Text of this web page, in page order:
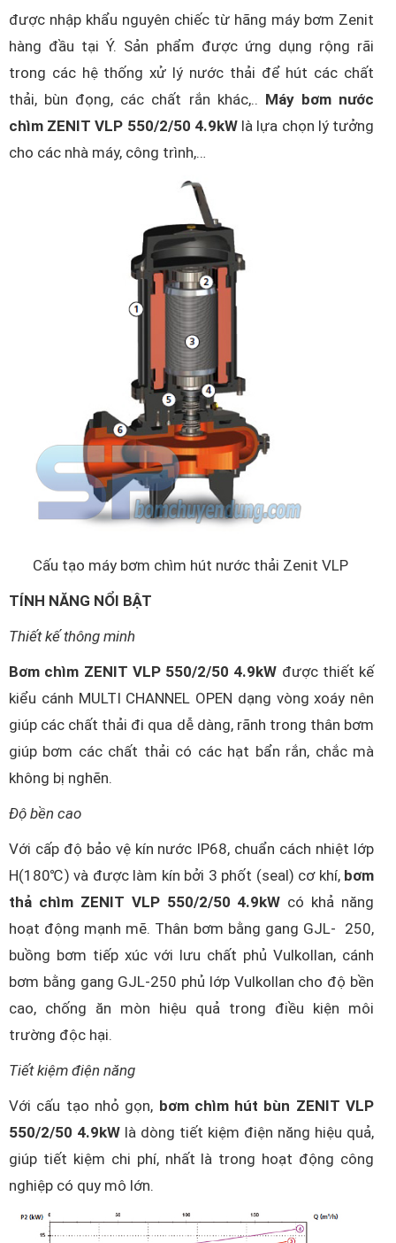
được nhập khẩu nguyên chiếc từ hãng máy bơm Zenit
hàng đầu tại Ý. Sản phẩm được ứng dụng rộng rãi
trong các hệ thống xử lý nước thải để hút các chất
thải, bùn đọng, các chất rắn khác,.. Máy bơm nước
chìm ZENIT VLP 550/2/50 4.9kWlà lựa chọn lý tưởng
cho các nhà máy, công trình,…
Cấu tạo máy bơm chìm hút nước thải Zenit VLP
TÍNH NĂNG NỔI BẬT
Thiết kế thông minh
Bơm chìm ZENIT VLP 550/2/50 4.9kW được thiết kế
kiểu cánh MULTI CHANNEL OPEN dạng vòng xoáy nên
giúp các chất thải đi qua dễ dàng, rãnh trong thân bơm
giúp bơm các chất thải có các hạt bẩn rắn, chắc mà
không bị nghẽn.
Độ bền cao
Với cấp độ bảo vệ kín nước IP68, chuẩn cách nhiệt lớp
H(180℃) và được làm kín bởi 3 phốt (seal) cơ khí, bơm
thả chìm ZENIT VLP 550/2/50 4.9kW có khả năng
hoạt động mạnh mẽ. Thân bơm bằng gang GJL- 250,
buồng bơm tiếp xúc với lưu chất phủ Vulkollan, cánh
bơm bằng gang GJL-250 phủ lớp Vulkollan cho độ bền
cao, chống ăn mòn hiệu quả trong điều kiện môi
trường độc hại.
Tiết kiệm điện năng
Với cấu tạo nhỏ gọn, bơm chìm hút bùn ZENIT VLP
550/2/50 4.9kW là dòng tiết kiệm điện năng hiệu quả,
giúp tiết kiệm chi phí, nhất là trong hoạt động công
nghiệp có quy mô lớn.